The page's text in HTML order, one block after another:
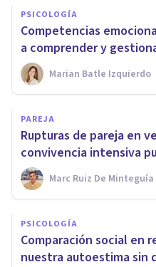
PSICOLOGÍA
Competencias
a comprender y
Marian Batle Izquierdo
PAREJA
Rupturas de pareja en
convivencia intensiva
Marc Ruiz De Minteguía
PSICOLOGÍA
Comparación social en
nuestra autoestima sin